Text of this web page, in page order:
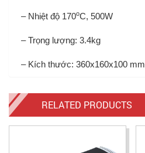
– Nhiệt độ 170oC, 500W
– Trọng lượng: 3.4kg
– Kích thước: 360x160x100 mm
RELATED PRODUCTS